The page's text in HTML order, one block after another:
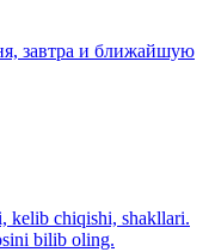
завтра и ближайшую
kelib chiqishi, shakllari.
bilib oling.